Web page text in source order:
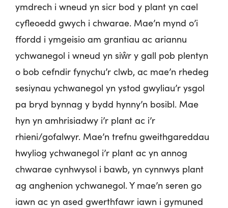
ymdrech i wneud yn sicr bod y plant yn cael
cyfleoedd gwych i chwarae. Mae’n mynd o’i
ffordd i ymgeisio am grantiau ac ariannu
ychwanegol i wneud yn siŵr y gall pob plentyn
o bob cefndir fynychu’r clwb, ac mae’n rhedeg
sesiynau ychwanegol yn ystod gwyliau’r ysgol
pa bryd bynnag y bydd hynny’n bosibl. Mae
hyn yn amhrisiadwy i’r plant ac i’r
rhieni/gofalwyr. Mae’n trefnu gweithgareddau
hwyliog ychwanegol i’r plant ac yn annog
chwarae cynhwysol i bawb, yn cynnwys plant
ag anghenion ychwanegol. Y mae’n seren go
iawn ac yn ased gwerthfawr iawn i gymuned